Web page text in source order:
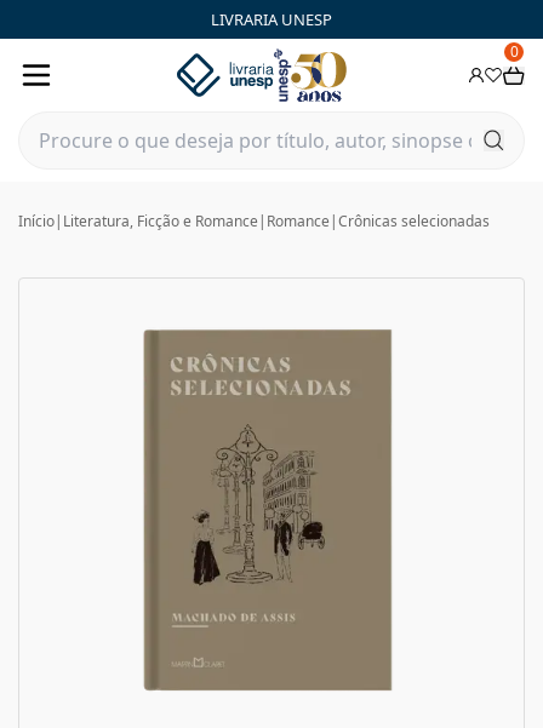
LIVRARIA UNESP
0
Início| Literatura, Ficção e Romance | Romance |Crônicas selecionadas